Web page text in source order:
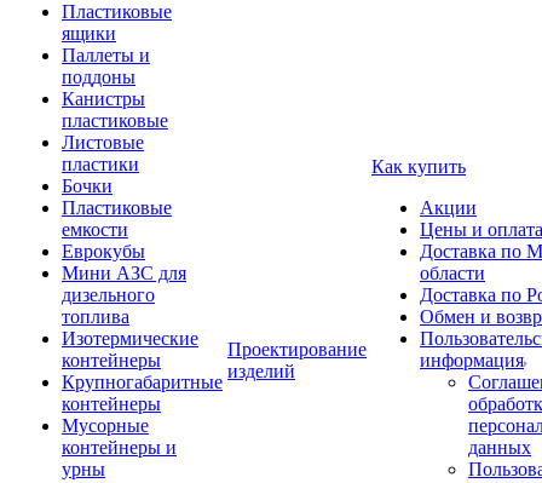
Пластиковые
ящики
Паллеты и
поддоны
Канистры
пластиковые
Листовые
пластики
Бочки
Пластиковые
емкости
Еврокубы
Мини АЗС для
дизельного
топлива
Изотермические
контейнеры
Крупногабаритные
контейнеры
Мусорные
контейнеры и
урны
Проектирование
изделий
Как купить
Акции
Цены и оплата
Доставка по
области
Доставка по
Обмен и
информация
данных